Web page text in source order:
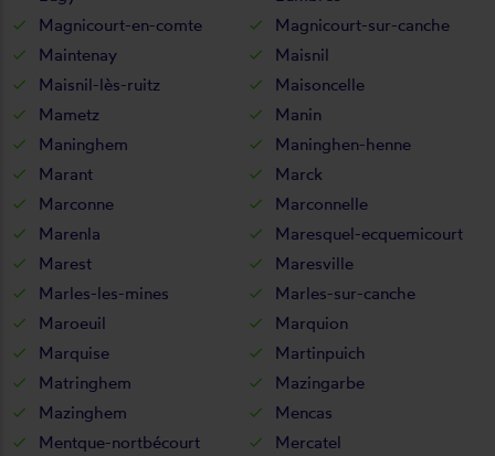
Magnicourt-en-comte
Magnicourt-sur-canche
Maintenay
Maisnil
Maisnil-lès-ruitz
Maisoncelle
Mametz
Manin
Maninghem
Maninghen-henne
Marant
Marck
Marconne
Marconnelle
Marenla
Maresquel-ecquemicourt
Marest
Maresville
Marles-les-mines
Marles-sur-canche
Maroeuil
Marquion
Marquise
Martinpuich
Matringhem
Mazingarbe
Mazinghem
Mencas
Mentque-nortbécourt
Mercatel